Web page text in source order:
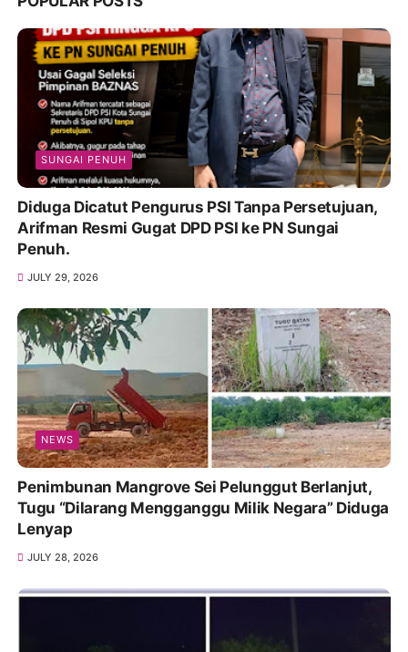
SUNGAI PENUH
Diduga Dicatut Pengurus PSI Tanpa Persetujuan,
Arifman Resmi Gugat DPD PSI ke PN Sungai
Penuh.
JULY 29, 2026
NEWS
Penimbunan Mangrove Sei Pelunggut Berlanjut,
Tugu “Dilarang Mengganggu Milik Negara” Diduga
Lenyap
JULY 28, 2026